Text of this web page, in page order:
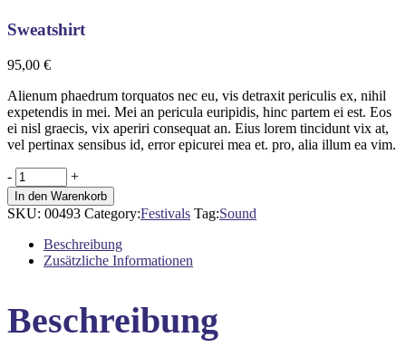
Sweatshirt
95,00 €
Alienum phaedrum torquatos nec eu, vis detraxit periculis ex, nihil
expetendis in mei. Mei an pericula euripidis, hinc partem ei est. Eos
ei nisl graecis, vix aperiri consequat an. Eius lorem tincidunt vix at,
vel pertinax sensibus id, error epicurei mea et. pro, alia illum ea vim.
Sweatshirt
quantity
- +
In den Warenkorb
SKU: 00493 Category:Festivals Tag:Sound
Beschreibung
Zusätzliche Informationen
Beschreibung